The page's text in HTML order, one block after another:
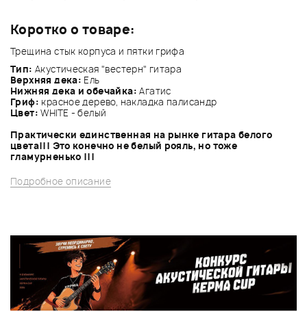
Коротко о товаре:
Трещина стык корпуса и пятки грифа
Тип: Акустическая "вестерн" гитара
Верхняя дека: Ель
Нижняя дека и обечайка: Агатис
Гриф: красное дерево, накладка палисандр
Цвет: WHITE - белый
Практически единственная на рынке гитара белого
цвета!!! Это конечно не белый рояль, но тоже
гламурненько !!!
Подробное описание